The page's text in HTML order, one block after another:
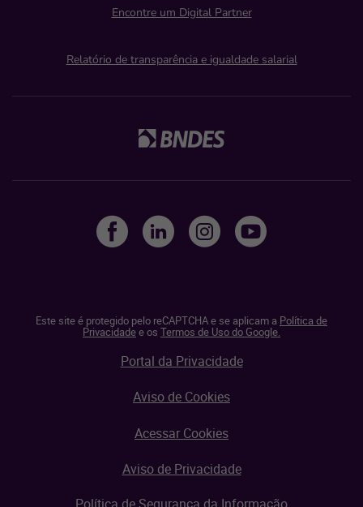
Encontre um Digital Partner
Relatório de transparência e igualdade salarial
Este site é protegido pelo reCAPTCHA e se aplicam a Política de
Privacidadee os Termos de Uso do Google.
Portal da Privacidade
Aviso de Cookies
Acessar Cookies
Aviso de Privacidade